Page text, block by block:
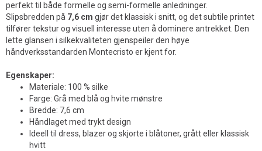
perfekt til både formelle og semi-formelle anledninger.
Slipsbredden på 7,6 cm gjør det klassisk i snitt, og det subtile printet
tilfører tekstur og visuell interesse uten å dominere antrekket. Den
lette glansen i silkekvaliteten gjenspeiler den høye
håndverksstandarden Montecristo er kjent for.
Egenskaper:
Materiale: 100 % silke
Farge: Grå med blå og hvite mønstre
Bredde: 7,6 cm
Håndlaget med trykt design
Ideell til dress, blazer og skjorte i blåtoner, grått eller klassisk
hvitt